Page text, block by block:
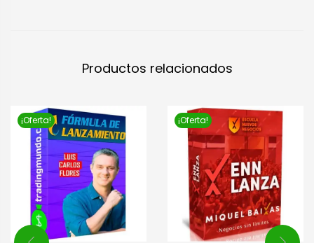
Productos relacionados
¡Oferta! ¡Oferta!